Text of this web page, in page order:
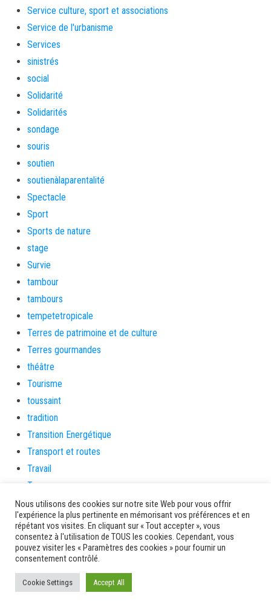
Service culture, sport et associations
Service de l'urbanisme
Services
sinistrés
social
Solidarité
Solidarités
sondage
souris
soutien
soutienàlaparentalité
Spectacle
Sport
Sports de nature
stage
Survie
tambour
tambours
tempetetropicale
Terres de patrimoine et de culture
Terres gourmandes
théâtre
Tourisme
toussaint
tradition
Transition Energétique
Transport et routes
Travail
Travaux
Travaux THD
travaux utiles
TSUNAMI
TZCLD
uncategorized
Venir en Martinique
Nous utilisons des cookies sur notre site Web pour vous offrir
l'expérience la plus pertinente en mémorisant vos préférences et en
répétant vos visites. En cliquant sur « Tout accepter », vous
consentez à l'utilisation de TOUS les cookies. Cependant, vous
pouvez visiter les « Paramètres des cookies » pour fournir un
consentement contrôlé.
Cookie Settings Accept All